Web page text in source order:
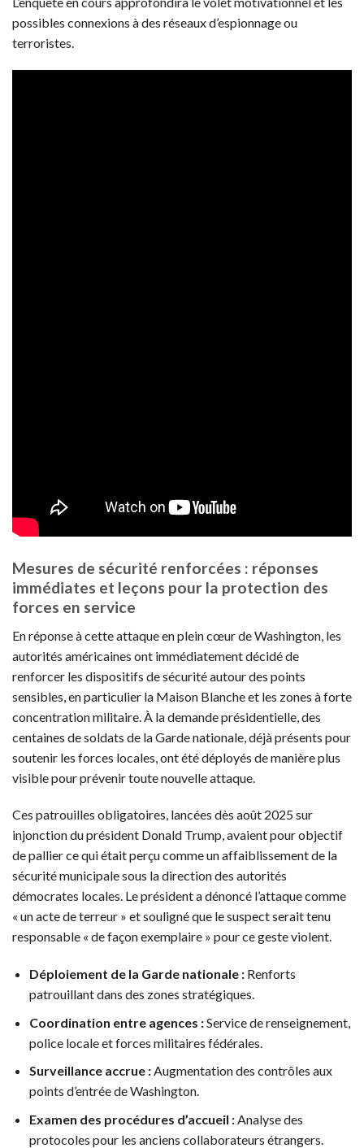
possibles connexions à des réseaux d’espionnage ou
terroristes.
Mesures de sécurité renforcées : réponses
immédiates et leçons pour la protection des
forces en service
En réponse à cette attaque en plein cœur de Washington, les
autorités américaines ont immédiatement décidé de
renforcer les dispositifs de sécurité autour des points
sensibles, en particulier la Maison Blanche et les zones à forte
concentration militaire. À la demande présidentielle, des
centaines de soldats de la Garde nationale, déjà présents pour
soutenir les forces locales, ont été déployés de manière plus
visible pour prévenir toute nouvelle attaque.
Ces patrouilles obligatoires, lancées dès août 2025 sur
injonction du président Donald Trump, avaient pour objectif
de pallier ce qui était perçu comme un affaiblissement de la
sécurité municipale sous la direction des autorités
démocrates locales. Le président a dénoncé l’attaque comme
« un acte de terreur » et souligné que le suspect serait tenu
responsable « de façon exemplaire » pour ce geste violent.
Déploiement de la Garde nationale :Renforts
patrouillant dans des zones stratégiques.
Coordination entre agences :Service de renseignement,
police locale et forces militaires fédérales.
Surveillance accrue :Augmentation des contrôles aux
points d’entrée de Washington.
Examen des procédures d’accueil :Analyse des
protocoles pour les anciens collaborateurs étrangers.